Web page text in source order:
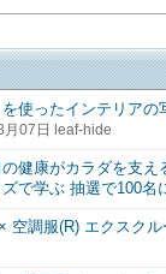
使ったインテリア
月07日 leaf-hide
の健康がカラダを支
で学ぶ 抽選で100名
空調服(R) エクスク